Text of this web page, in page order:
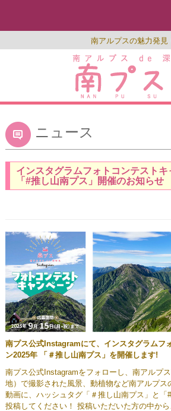
南アルプスの魅力発見
ニュース
インスタグラムフォトコンテスト
「#推し山南プス」開催のお知らせ
南プス公式Instagramにて、インスタグラムフ
ン2025年 「＃推し山南プス」を開催します!
南プス公式Instagramをフォローし、南アルプ
地）で撮影された風景、動植物など南アルプス
動画に、ハッシュタグ「＃推し山南プス」と「
投稿してください！ 投稿いただいた方の中か